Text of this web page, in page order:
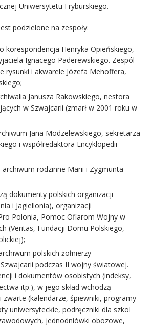
Uniwersytetu Fryburskiego.
podzielone na zespoły:
korespondencja Henryka Opieńskiego,
Ignacego Paderewskiego. Zespól
rysunki i akwarele Józefa Mehoffera,
Janusza Rakowskiego, nestora
w Szwajcarii (zmarł w 2001 roku w
Jana Modzelewskiego, sekretarza
i współredaktora Encyklopedii
rodzinne Marii i Zygmunta
dokumenty polskich organizacji
i Jagiellonia), organizacji
Polonia, Pomoc Ofiarom Wojny w
(Veritas, Fundacji Domu Polskiego,
polskich żołnierzy
podczas II wojny światowej.
i dokumentów osobistych (indeksy,
itp.), w jego skład wchodzą
zwarte (kalendarze, śpiewniki, programy
uniwersyteckie, podręczniki dla szkol
jednodniówki obozowe,